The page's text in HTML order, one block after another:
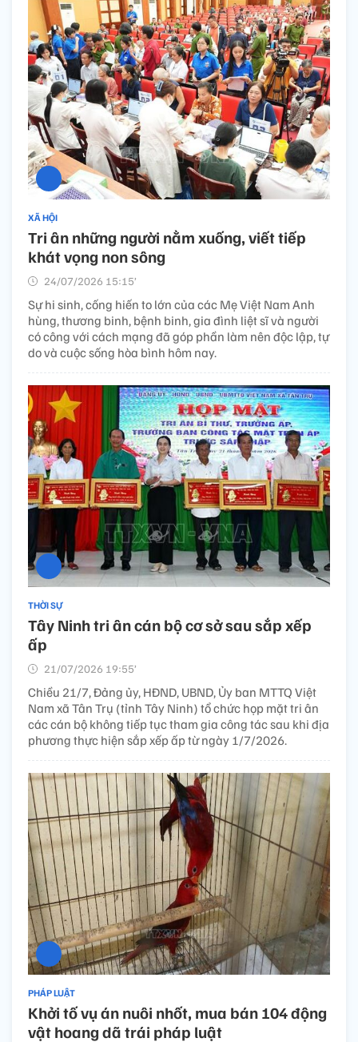
XÃ HỘI
Tri ân những người nằm xuống, viết tiếp
khát vọng non sông
24/07/2026 15:15’
Sự hi sinh, cống hiến to lớn của các Mẹ Việt Nam Anh
hùng, thương binh, bệnh binh, gia đình liệt sĩ và người
có công với cách mạng đã góp phần làm nên độc lập, tự
do và cuộc sống hòa bình hôm nay.
THỜI SỰ
Tây Ninh tri ân cán bộ cơ sở sau sắp xếp
ấp
21/07/2026 19:55’
Chiều 21/7, Đảng ủy, HĐND, UBND, Ủy ban MTTQ Việt
Nam xã Tân Trụ (tỉnh Tây Ninh) tổ chức họp mặt tri ân
các cán bộ không tiếp tục tham gia công tác sau khi địa
phương thực hiện sắp xếp ấp từ ngày 1/7/2026.
PHÁP LUẬT
Khởi tố vụ án nuôi nhốt, mua bán 104 động
vật hoang dã trái pháp luật